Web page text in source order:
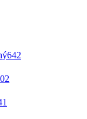
642